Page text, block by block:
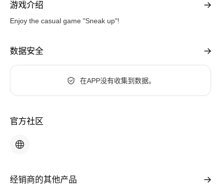
游戏介绍
Enjoy the casual game "Sneak up"!
数据安全
在APP没有收集到数据。
官方社区
经销商的其他产品